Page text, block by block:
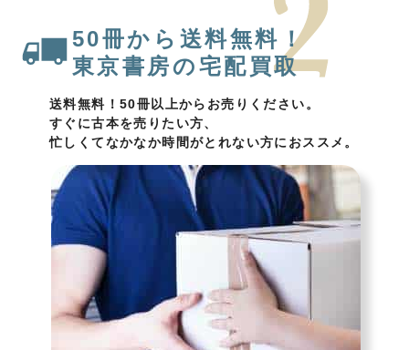
50冊から送料無料！
東京書房の宅配買取
送料無料！50冊以上からお売りください。
すぐに古本を売りたい方、
忙しくてなかなか時間がとれない方におススメ。